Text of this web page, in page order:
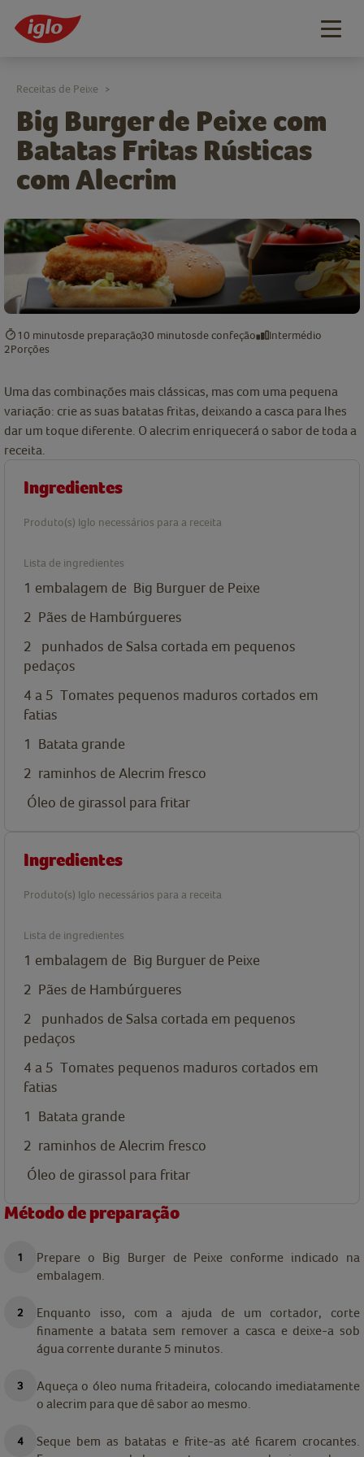
Big Burger de Peixe com
Batatas Fritas Rústicas
com Alecrim
Receitas de Peixe >
10 minutosde preparação30 minutosde confeção
Intermédio
2Porções
Uma das combinações mais clássicas, mas com uma pequena
variação: crie as suas batatas fritas, deixando a casca para lhes
dar um toque diferente. O alecrim enriquecerá o sabor de toda a
receita.
Ingredientes
Produto(s) Iglo necessários para a receita
Lista de ingredientes
1 embalagem de Big Burguer de Peixe
2 Pães de Hambúrgueres
2
punhados de Salsa cortada em pequenos
pedaços
4 a 5 Tomates pequenos maduros cortados em
fatias
1 Batata grande
2 raminhos de Alecrim fresco
Óleo de girassol para fritar
Ingredientes
Produto(s) Iglo necessários para a receita
Lista de ingredientes
1 embalagem de Big Burguer de Peixe
2 Pães de Hambúrgueres
2
punhados de Salsa cortada em pequenos
pedaços
4 a 5 Tomates pequenos maduros cortados em
fatias
1 Batata grande
2 raminhos de Alecrim fresco
Óleo de girassol para fritar
Método de preparação
Prepare o Big Burger de Peixe conforme indicado na
embalagem.
Enquanto isso, com a ajuda de um cortador, corte
finamente a batata sem remover a casca e deixe-a sob
água corrente durante 5 minutos.
Aqueça o óleo numa fritadeira, colocando imediatamente
o alecrim para que dê sabor ao mesmo.
Seque bem as batatas e frite-as até ficarem crocantes.